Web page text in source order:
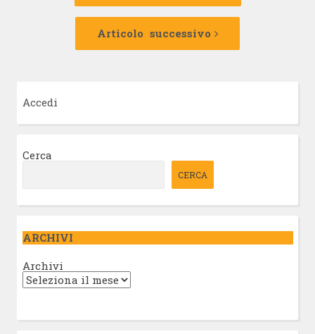
Articolo successivo
Articolo
Accedi
Cerca
CERCA
ARCHIVI
Archivi